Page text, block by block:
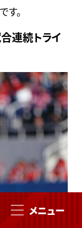
す。
連続トライ
メニュー